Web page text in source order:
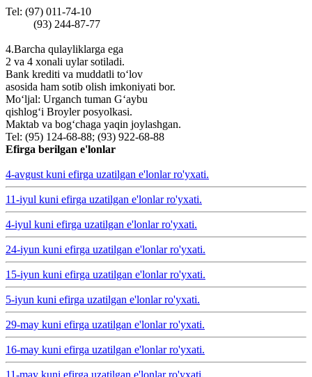
Tel: (97) 011-74-10
(93) 244-87-77
4.Barcha qulayliklarga ega
2 va 4 xonali uylar sotiladi.
Bank krediti va muddatli to‘lov
asosida ham sotib olish imkoniyati bor.
Mo‘ljal: Urganch tuman G‘aybu
qishlog‘i Broyler posyolkasi.
Maktab va bog‘chaga yaqin joylashgan.
Tel: (95) 124-68-88; (93) 922-68-88
Efirga berilgan e'lonlar
4-avgust kuni efirga uzatilgan e'lonlar ro'yxati.
11-iyul kuni efirga uzatilgan e'lonlar ro'yxati.
4-iyul kuni efirga uzatilgan e'lonlar ro'yxati.
24-iyun kuni efirga uzatilgan e'lonlar ro'yxati.
15-iyun kuni efirga uzatilgan e'lonlar ro'yxati.
5-iyun kuni efirga uzatilgan e'lonlar ro'yxati.
29-may kuni efirga uzatilgan e'lonlar ro'yxati.
16-may kuni efirga uzatilgan e'lonlar ro'yxati.
11-may kuni efirga uzatilgan e'lonlar ro'yxati.